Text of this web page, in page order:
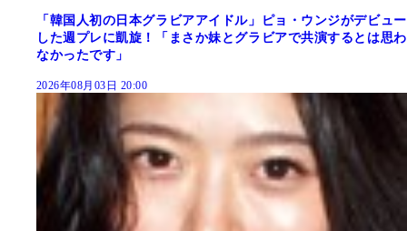
「韓国人初の日本グラビアアイドル」ピョ・ウンジがデビュー
した週プレに凱旋！「まさか妹とグラビアで共演するとは思わ
なかったです」
2026年08月03日 20:00